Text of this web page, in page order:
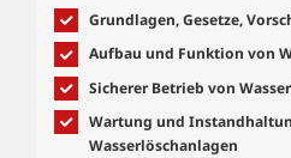
Grundlagen, Gesetze,
Aufbau und Funktion von
Sicherer Betrieb von
Wartung und
Wasserlöschanlagen